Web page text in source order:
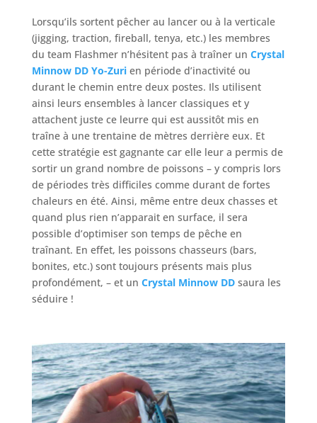
Lorsqu’ils sortent pêcher au lancer ou à la verticale
(jigging, traction, fireball, tenya, etc.) les membres
du team Flashmer n’hésitent pas à traîner un Crystal
Minnow DD Yo-Zuri en période d’inactivité ou
durant le chemin entre deux postes. Ils utilisent
ainsi leurs ensembles à lancer classiques et y
attachent juste ce leurre qui est aussitôt mis en
traîne à une trentaine de mètres derrière eux. Et
cette stratégie est gagnante car elle leur a permis de
sortir un grand nombre de poissons – y compris lors
de périodes très difficiles comme durant de fortes
chaleurs en été. Ainsi, même entre deux chasses et
quand plus rien n’apparait en surface, il sera
possible d’optimiser son temps de pêche en
traînant. En effet, les poissons chasseurs (bars,
bonites, etc.) sont toujours présents mais plus
profondément, – et un Crystal Minnow DDsaura les
séduire !